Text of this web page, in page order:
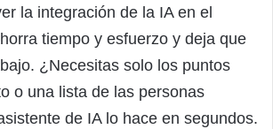
la integración de la IA en el
tiempo y esfuerzo y deja que
¿Necesitas solo los puntos
o una lista de las personas
de IA lo hace en segundos.